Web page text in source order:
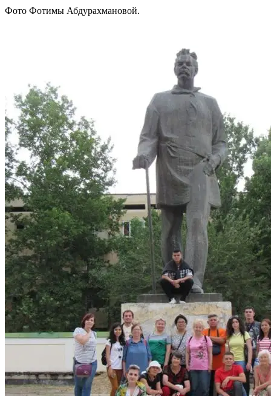
Фото Фотимы Абдурахмановой.